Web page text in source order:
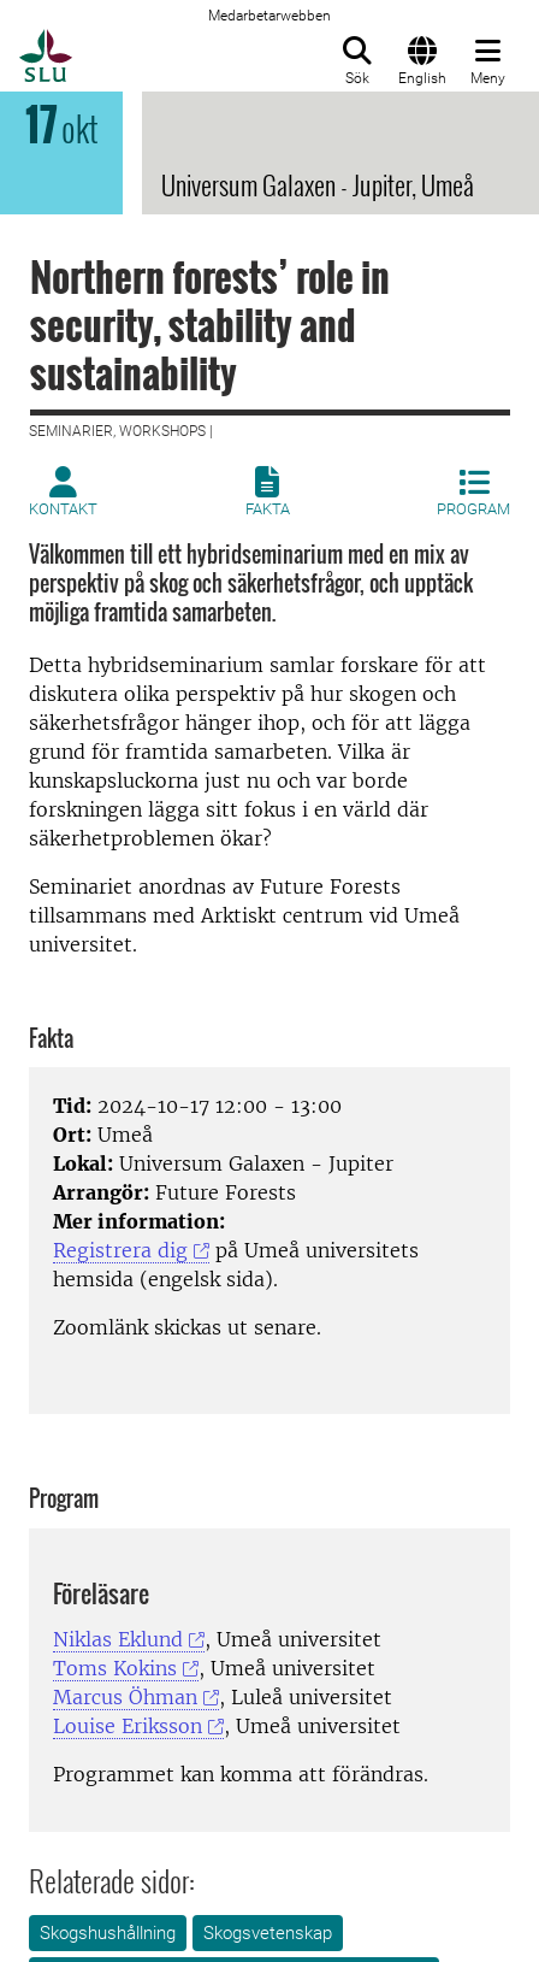
Medarbetarwebben
Sök English Meny
17okt
Universum Galaxen - Jupiter, Umeå
Northern forests’ role in
security, stability and
sustainability
SEMINARIER, WORKSHOPS |
KONTAKT FAKTA PROGRAM
Välkommen till ett hybridseminarium med en mix av
perspektiv på skog och säkerhetsfrågor, och upptäck
möjliga framtida samarbeten.
Detta hybridseminarium samlar forskare för att
diskutera olika perspektiv på hur skogen och
säkerhetsfrågor hänger ihop, och för att lägga
grund för framtida samarbeten. Vilka är
kunskapsluckorna just nu och var borde
forskningen lägga sitt fokus i en värld där
säkerhetproblemen ökar?
Seminariet anordnas av Future Forests
tillsammans med Arktiskt centrum vid Umeå
universitet.
Fakta
Tid: 2024-10-17 12:00 - 13:00
Ort: Umeå
Lokal: Universum Galaxen - Jupiter
Arrangör: Future Forests
Mer information:
Registrera dig
på Umeå universitets
hemsida (engelsk sida).
Zoomlänk skickas ut senare.
Program
Föreläsare
Niklas Eklund
, Umeå universitet
Toms Kokins
, Umeå universitet
Marcus Öhman
, Luleå universitet
Louise Eriksson
, Umeå universitet
Programmet kan komma att förändras.
Relaterade sidor:
Skogshushållning
Skogsvetenskap